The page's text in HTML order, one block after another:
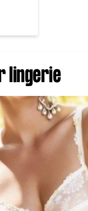
lingerie